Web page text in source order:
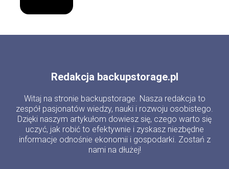
Redakcja backupstorage.pl
Witaj na stronie backupstorage. Nasza redakcja to
zespół pasjonatów wiedzy, nauki i rozwoju osobistego.
Dzięki naszym artykułom dowiesz się, czego warto się
uczyć, jak robić to efektywnie i zyskasz niezbędne
informacje odnośnie ekonomii i gospodarki. Zostań z
nami na dłużej!